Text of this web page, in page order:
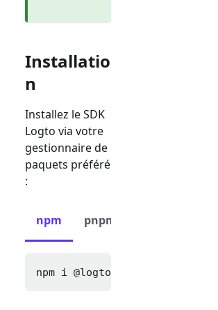
Installatio
n
Installez le SDK
Logto via votre
gestionnaire de
paquets préféré
:
npm pnpm
npm i @logto/express cookie-